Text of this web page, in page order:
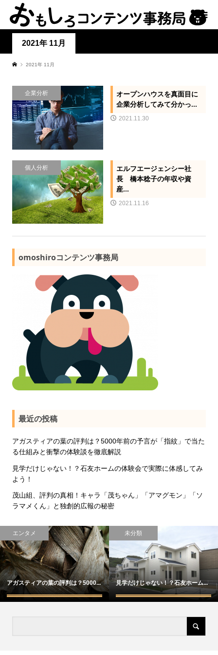
2021年 11月
2021年 11月
企業分析
オープンハウスを真面目に
企業分析してみて分かっ...
2021.11.30
個人分析
エルフエージェンシー社
長 橋本稔子の年収や資
産...
2021.11.16
omoshiroコンテンツ事務局
最近の投稿
アガスティアの葉の評判は？5000年前の予言が「指紋」で当た
る仕組みと衝撃の体験談を徹底解説
見学だけじゃない！？石友ホームの体験会で実際に体感してみ
よう！
茂山組、評判の真相！キャラ「茂ちゃん」「アマグモン」「ソ
ラマメくん」と独創的広報の秘密
エンタメ
アガスティアの葉の評判は？5000...
未分類
見学だけじゃない！？石友ホーム...